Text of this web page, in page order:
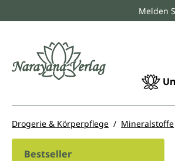
Zur HauptnavigationMelden
Drogerie & Körperpflege Mineralstoffe
Bestseller